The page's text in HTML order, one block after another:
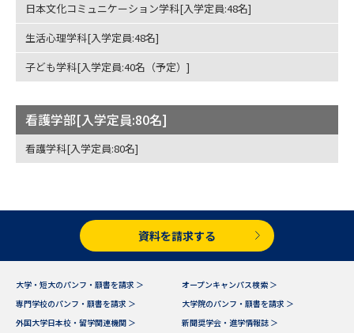
データサイエンス特集 奨学金・特待生制度特集
デジタルパンフレット 進路の３択
（高3生用）
（高2生用）
SELFBRAND特集ページ
オープンキャンパス検索 実施プログラムから探す
日本文化コミュニケーション学科[入学定員:48名]
生活心理学科[入学定員:48名]
子ども学科[入学定員:40名（予定）]
看護学部[入学定員:80名]
看護学科[入学定員:80名]
資料を請求する
大学・短大のパンフ・願書を請求 ＞
オープンキャンパス検索 ＞
専門学校のパンフ・願書を請求 ＞
大学院のパンフ・願書を請求 ＞
外国大学日本校・留学関連機関 ＞
新聞奨学会・進学情報誌 ＞